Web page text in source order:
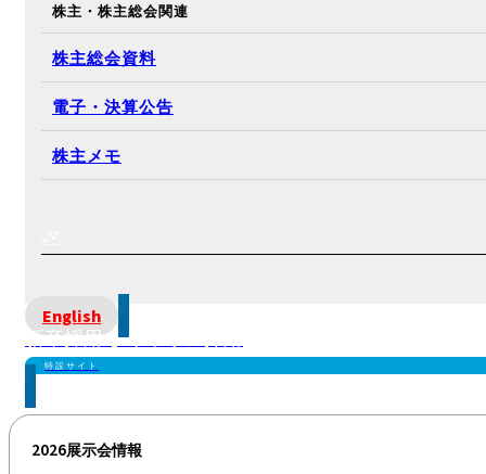
株主・株主総会関連
株主総会資料
電子・決算公告
株主メモ
English
新卒採用 | キャリア採用
特設サイト
2026展示会情報